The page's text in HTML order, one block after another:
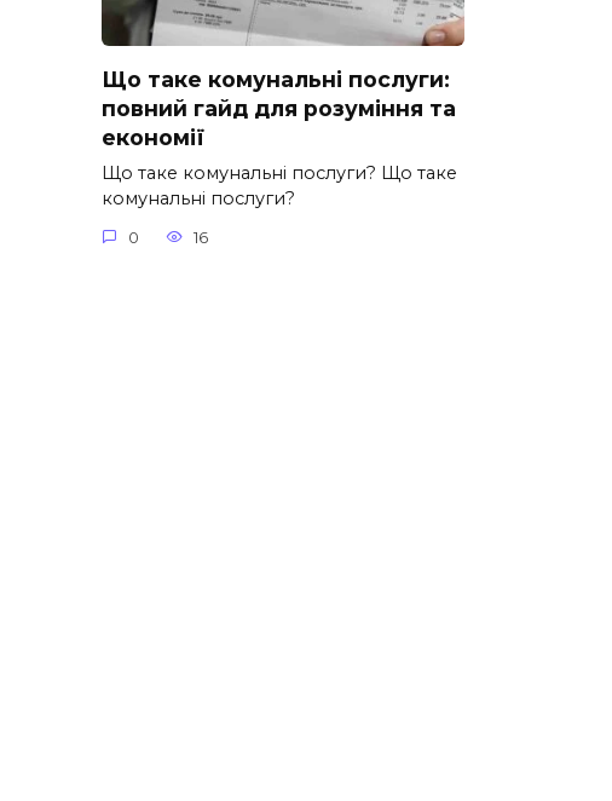
Що таке комунальні послуги:
повний гайд для розуміння та
економії
Що таке комунальні послуги? Що таке
комунальні послуги?
0 16